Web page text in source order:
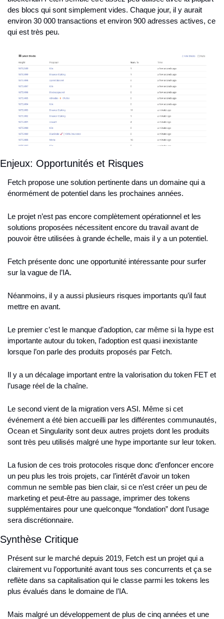
des blocs qui sont simplement vides. Chaque jour, il y aurait
environ 30 000 transactions et environ 900 adresses actives, ce
qui est très peu.
Enjeux: Opportunités et Risques
Fetch propose une solution pertinente dans un domaine qui a
énormément de potentiel dans les prochaines années.
Le projet n’est pas encore complètement opérationnel et les
solutions proposées nécessitent encore du travail avant de
pouvoir être utilisées à grande échelle, mais il y a un potentiel.
Fetch présente donc une opportunité intéressante pour surfer
sur la vague de l’IA.
Néanmoins, il y a aussi plusieurs risques importants qu’il faut
mettre en avant.
Le premier c’est le manque d’adoption, car même si la hype est
importante autour du token, l’adoption est quasi inexistante
lorsque l’on parle des produits proposés par Fetch.
Il y a un décalage important entre la valorisation du token FET et
l’usage réel de la chaîne.
Le second vient de la migration vers ASI. Même si cet
événement a été bien accueilli par les différentes communautés,
Ocean et Singularity sont deux autres projets dont les produits
sont très peu utilisés malgré une hype importante sur leur token.
La fusion de ces trois protocoles risque donc d’enfoncer encore
un peu plus les trois projets, car l’intérêt d’avoir un token
commun ne semble pas bien clair, si ce n’est créer un peu de
marketing et peut-être au passage, imprimer des tokens
supplémentaires pour une quelconque “fondation” dont l’usage
sera discrétionnaire.
Synthèse Critique
Présent sur le marché depuis 2019, Fetch est un projet qui a
clairement vu l’opportunité avant tous ses concurrents et ça se
reflète dans sa capitalisation qui le classe parmi les tokens les
plus évalués dans le domaine de l’IA.
Mais malgré un développement de plus de cinq années et une